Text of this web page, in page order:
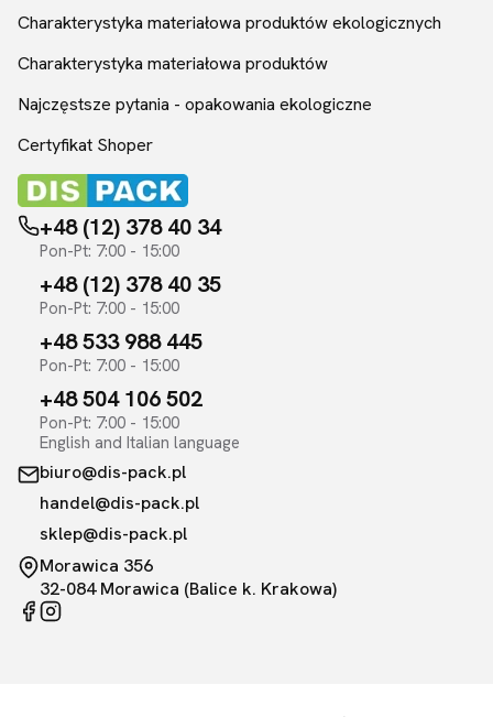
+48 (12) 378 40 34
Pon-Pt: 7:00 - 15:00
+48 (12) 378 40 35
Pon-Pt: 7:00 - 15:00
+48 533 988 445
Pon-Pt: 7:00 - 15:00
+48 504 106 502
Pon-Pt: 7:00 - 15:00
English and Italian language
biuro@dis-pack.pl
handel@dis-pack.pl
sklep@dis-pack.pl
Morawica 356
32-084 Morawica (Balice k. Krakowa)
Charakterystyka materiałowa produktów ekologicznych
Charakterystyka materiałowa produktów
Najczęstsze pytania - opakowania ekologiczne
Certyfikat Shoper